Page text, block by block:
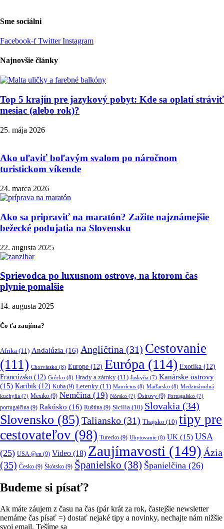
Sme sociálni
Facebook-f Twitter Instagram
Najnovšie články
Top 5 krajín pre jazykový pobyt: Kde sa oplatí stráviť
mesiac (alebo rok)?
25. mája 2026
Ako uľaviť boľavým svalom po náročnom
turistickom víkende
24. marca 2026
Ako sa pripraviť na maratón? Zažite najznámejšie
bežecké podujatia na Slovensku
22. augusta 2025
Sprievodca po luxusnom ostrove, na ktorom čas
plynie pomalšie
14. augusta 2025
Čo ťa zaujíma?
Afrika (11) Andalúzia (16) Angličtina (31) Cestovanie
(111) Chorvátsko (8) Europe (12) Európa (114) Exotika (12)
Francúzsko (12) Grécko (8) Hrady a zámky (11) Jaskyňa (7) Kanárske ostrovy
(15) Karibik (12) Kuba (9) Letenky (11) Maurícius (8) Maďarsko (8) Medzinárodná
kuchyňa (7) Mexiko (9) Nemčina (19) Nórsko (7) Ostrovy (9) Portugalsko (7)
portugalčina (9) Rakúsko (16) Ruština (9) Sicília (10) Slovakia (34)
Slovensko (85) Taliansko (31) Thajsko (10) tipy pre
cestovateľov (98) Turecko (9) Ubytovanie (8) UK (15) USA
(25) USA @en (9) Video (18) Zaujímavosti (149) Ázia
(35) Česko (9) Škótsko (9) Španielsko (38) Španielčina (26)
Budeme si písať?
Ak máte záujem z času na čas (pár krát za rok, častejšie newsletter
nemáme čas písať =) dostať nejaké tipy a novinky, nechajte nám nižšie
svoj email. Tešíme sa